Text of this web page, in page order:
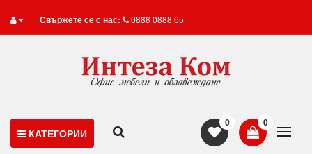
Свържете се с нас: 0888 0888 65
КАТЕГОРИИ
0
0